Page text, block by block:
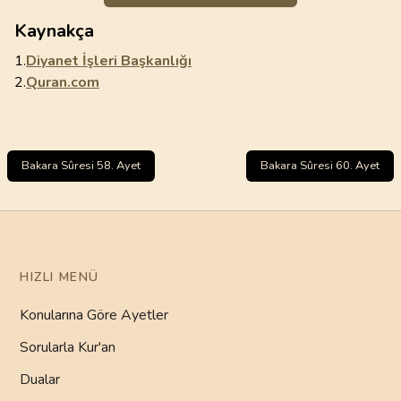
Kaynakça
1.Diyanet İşleri Başkanlığı
2.Quran.com
Bakara Sûresi 58. Ayet Bakara Sûresi 60. Ayet
HIZLI MENÜ
Konularına Göre Ayetler
Sorularla Kur'an
Dualar